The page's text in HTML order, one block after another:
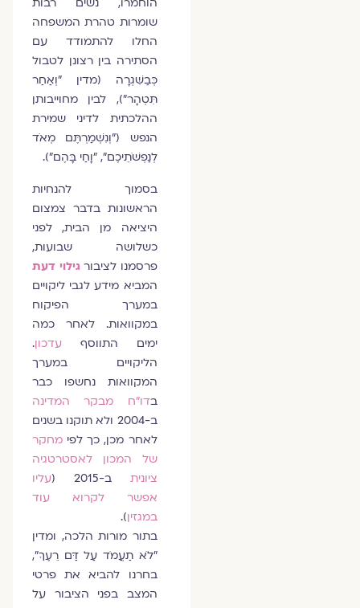
שומרות טהרת המשפחה
החלו להתמודד עם
הסתירה בין רצונן לטבול
כְּבַשִּׁגְרָה (מדין "וְאַחַר
תִּטְהָר"), לבין מחוייבותן
ההלכתית לדיני שמירת
הנפש ("וְנִשְׁמַרְתֶּם מְאֹד
לְנַפְשֹׁתֵיכֶם", "וָחַי בָּהֶם").
בסמוך להנחיות
הראשונות בדבר צמצום
היציאה מן הבית, לפני
כשלושה שבועות,
פרסמנו לציבורגילוי דעת
המביא מידע לגבי ליקויים
במערך הפיקוח
במקוואות. לאחר כמה
ימים התווסף
עדכון.
הליקויים במערך
המקוואות נחשפו כבר
דו"ח מבקר המדינה
ב-2004 ולא תוקנו בשנים
לאחר מכן, כך לפימחקר
של המכון לאסטרטגיה
ציוניתב-2015 (
עליו
אפשר לקרוא עוד
במגזין).
בתור מורות הלכה, ומדין
"לֹא תַעֲמֹד עַל דַּם רֵעֶךָ",
בחרנו להביא את פרטי
המצב בפני הציבור על